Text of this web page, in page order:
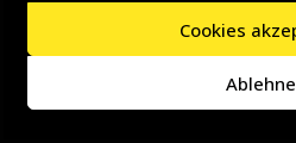
Cookies
| Präsentiert von